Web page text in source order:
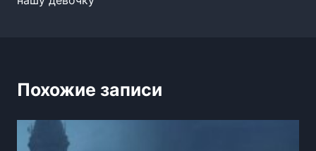
Похожие записи